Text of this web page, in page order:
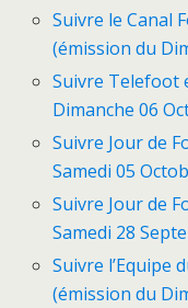
Suivre le Canal
(émission du
Suivre Telefoot
Dimanche 06
Suivre Jour de
Samedi 05
Suivre Jour de
Samedi 28
Suivre l’Equipe
(émission du